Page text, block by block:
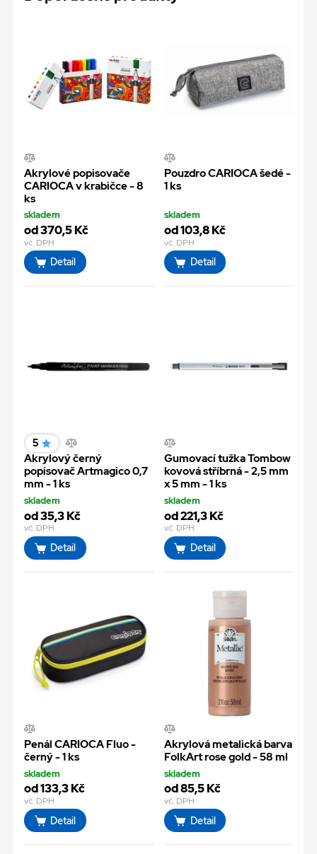
Akrylové popisovače
CARIOCA v krabičce - 8
ks
skladem
od 370,5 Kč
vč. DPH
Detail
Pouzdro CARIOCA šedé -
1 ks
skladem
od 103,8 Kč
vč. DPH
Detail
5
Akrylový černý
popisovač Artmagico 0,7
mm - 1 ks
skladem
od 35,3 Kč
vč. DPH
Detail
Gumovací tužka Tombow
kovová stříbrná - 2,5 mm
x 5 mm - 1 ks
skladem
od 221,3 Kč
vč. DPH
Detail
Penál CARIOCA Fluo -
černý - 1 ks
skladem
od 133,3 Kč
vč. DPH
Detail
Akrylová metalická barva
FolkArt rose gold - 58 ml
skladem
od 85,5 Kč
vč. DPH
Detail